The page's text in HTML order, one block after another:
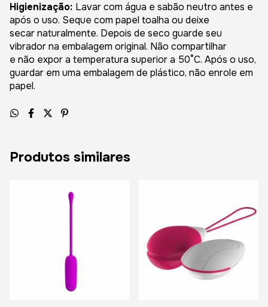
Higienização: Lavar com água e sabão neutro antes e
após o uso. Seque com papel toalha ou deixe
secarnaturalmente. Depois de seco guarde seu
vibrador na embalagem original. Não compartilhar
e não expor a temperatura superior a 50°C. Após o uso,
guardar em uma embalagem de plástico, não enrole em
papel.
Produtos similares